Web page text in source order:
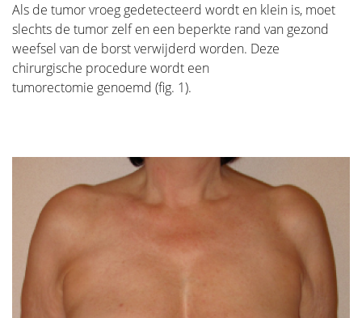
Als de tumor vroeg gedetecteerd wordt en klein is, moet
slechts de tumor zelf en een beperkte rand van gezond
weefsel van de borst verwijderd worden. Deze
chirurgische procedure wordt een
tumorectomie genoemd (fig. 1).